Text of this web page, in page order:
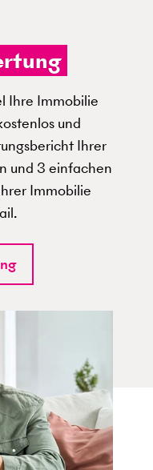
Ihre Immobilie
und
Ihrer
und 3 einfachen
Immobilie